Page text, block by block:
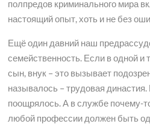
полпредов криминального мира
настоящий опыт, хоть и не без
Ещё один давний наш
семейственность. Если в одной и
сын, внук – это вызывает
называлось – трудовая
поощрялось. А в службе почему-
любой профессии должен быть